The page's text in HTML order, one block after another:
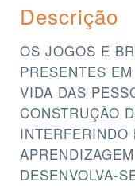
Descrição
OS JOGOS E
PRESENTES
VIDA DAS
CONSTRUÇÃO
INTERFERINDO
DESENVOLVA-